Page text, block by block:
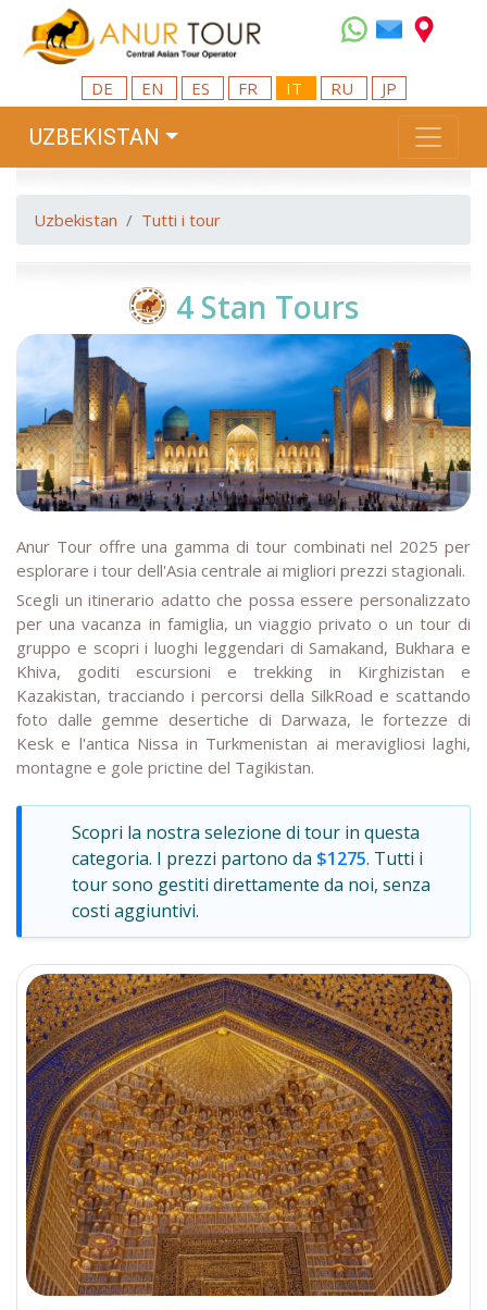
DE EN ES FR IT RU JP
UZBEKISTAN
Uzbekistan Tutti i tour
4 Stan Tours
Anur Tour offre una gamma di tour combinati nel 2025 per
esplorare i tour dell'Asia centrale ai migliori prezzi stagionali.
Scegli un itinerario adatto che possa essere personalizzato
per una vacanza in famiglia, un viaggio privato o un tour di
gruppo e scopri i luoghi leggendari di Samakand, Bukhara e
Khiva, goditi escursioni e trekking in Kirghizistan e
Kazakistan, tracciando i percorsi della SilkRoad e scattando
foto dalle gemme desertiche di Darwaza, le fortezze di
Kesk e l'antica Nissa in Turkmenistan ai meravigliosi laghi,
montagne e gole prictine del Tagikistan.
Scopri la nostra selezione di tour in questa
categoria. I prezzi partono da $1275. Tutti i
tour sono gestiti direttamente da noi, senza
costi aggiuntivi.